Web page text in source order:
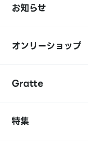
お知らせ
オンリーショップ
Gratte
特集